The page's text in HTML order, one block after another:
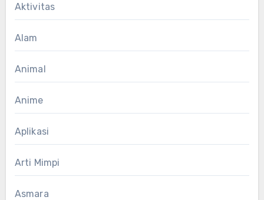
Aktivitas
Alam
Animal
Anime
Aplikasi
Arti Mimpi
Asmara